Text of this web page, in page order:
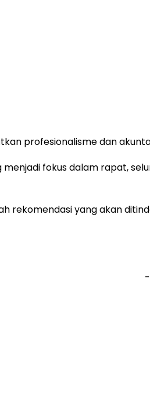
profesionalisme dan
fokus dalam rapat,
rekomendasi yang akan